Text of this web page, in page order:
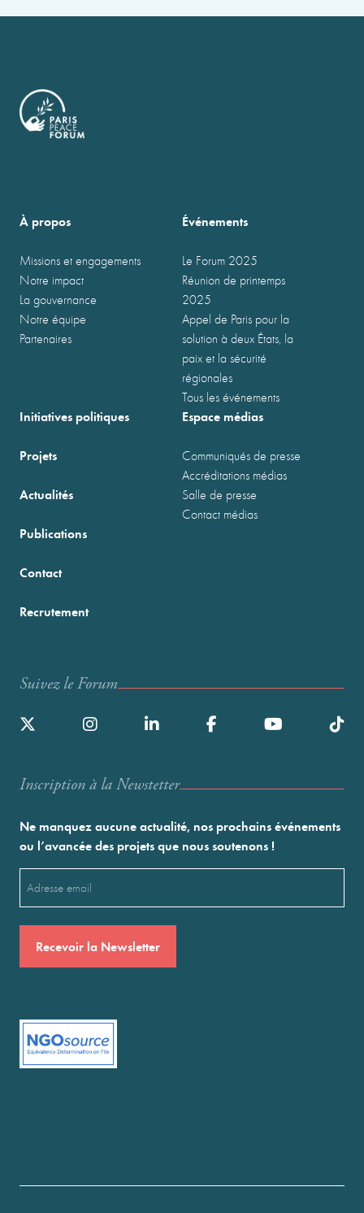
À propos
Missions et engagements
Notre impact
La gouvernance
Notre équipe
Partenaires
Événements
Le Forum 2025
Réunion de printemps
2025
Appel de Paris pour la
solution à deux États, la
paix et la sécurité
régionales
Tous les événements
Initiatives politiques
Projets
Actualités
Publications
Espace médias
Communiqués de presse
Accréditations médias
Salle de presse
Contact médias
Contact
Recrutement
Suivez le Forum
Inscription à la Newstetter
Ne manquez aucune actualité, nos prochains événements
ou l’avancée des projets que nous soutenons !
(Nécessaire)